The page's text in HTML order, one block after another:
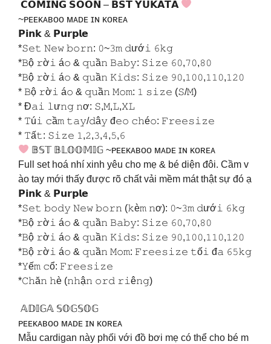
𝗖𝗢𝗠𝗜𝗡𝗚 𝗦𝗢𝗢𝗡 – 𝗕𝗦𝗧 𝗬𝗨𝗞𝗔𝗧𝗔
~ᴘᴇᴇᴋᴀʙᴏᴏ ᴍᴀᴅᴇ ɪɴ ᴋᴏʀᴇᴀ
𝗣𝗶𝗻𝗸 & 𝗣𝘂𝗿𝗽𝗹𝗲
*𝚂𝚎𝚝 𝙽𝚎𝚠 𝚋𝚘𝚛𝚗: 𝟶~𝟹𝚖 𝚍ướ𝚒 𝟼𝚔𝚐
*𝙱ộ 𝚛ờ𝚒 á𝚘 & 𝚚𝚞ầ𝚗 𝙱𝚊𝚋𝚢: 𝚂𝚒𝚣𝚎 𝟼𝟶,𝟽𝟶,𝟾𝟶
*𝙱ộ 𝚛ờ𝚒 á𝚘 & 𝚚𝚞ầ𝚗 𝙺𝚒𝚍𝚜: 𝚂𝚒𝚣𝚎 𝟿𝟶,𝟷𝟶𝟶,𝟷𝟷𝟶,𝟷𝟸𝟶
* 𝙱ộ 𝚛ờ𝚒 á𝚘 & 𝚚𝚞ầ𝚗 𝙼𝚘𝚖: 𝟷 𝚜𝚒𝚣𝚎 (𝚂/𝙼)
* Đ𝚊𝚒 𝚕ư𝚗𝚐 𝚗ơ: 𝚂,𝙼,𝙻,𝚇𝙻
* 𝚃ú𝚒 𝚌ầ𝚖 𝚝𝚊𝚢/𝚍â𝚢 đ𝚎𝚘 𝚌𝚑é𝚘: 𝙵𝚛𝚎𝚎𝚜𝚒𝚣𝚎
* 𝚃ấ𝚝: 𝚂𝚒𝚣𝚎 𝟷,𝟸,𝟹,𝟺,𝟻,𝟼
𝔹𝕊𝕋 𝔹𝕃𝕆𝕆𝕄𝕀𝔾 ~ᴘᴇᴇᴋᴀʙᴏᴏ ᴍᴀᴅᴇ ɪɴ ᴋᴏʀᴇᴀ
Full set hoá nhí xinh yêu cho mẹ & bé diện đôi. Cầm v
ào tay mới thấy được rõ chất vải mềm mát thật sự đó ạ
𝗣𝗶𝗻𝗸 & 𝗣𝘂𝗿𝗽𝗹𝗲
*𝚂𝚎𝚝 𝚋𝚘𝚍𝚢 𝙽𝚎𝚠 𝚋𝚘𝚛𝚗 (𝚔è𝚖 𝚗ơ): 𝟶~𝟹𝚖 𝚍ướ𝚒 𝟼𝚔𝚐
*𝙱ộ 𝚛ờ𝚒 á𝚘 & 𝚚𝚞ầ𝚗 𝙱𝚊𝚋𝚢: 𝚂𝚒𝚣𝚎 𝟼𝟶,𝟽𝟶,𝟾𝟶
*𝙱ộ 𝚛ờ𝚒 á𝚘 & 𝚚𝚞ầ𝚗 𝙺𝚒𝚍𝚜: 𝚂𝚒𝚣𝚎 𝟿𝟶,𝟷𝟶𝟶,𝟷𝟷𝟶,𝟷𝟸𝟶
*𝙱ộ 𝚛ờ𝚒 á𝚘 & 𝚚𝚞ầ𝚗 𝙼𝚘𝚖: 𝙵𝚛𝚎𝚎𝚜𝚒𝚣𝚎 𝚝ố𝚒 đ𝚊 𝟼𝟻𝚔𝚐
*𝚈ế𝚖 𝚌ổ: 𝙵𝚛𝚎𝚎𝚜𝚒𝚣𝚎
*𝙲𝚑ă𝚗 𝚑è (𝚗𝚑ậ𝚗 𝚘𝚛𝚍 𝚛𝚒ê𝚗𝚐)
𝔸𝔻𝕀𝔾𝔸 𝕊𝕆𝔾𝕊𝕆𝔾
ᴘᴇᴇᴋᴀʙᴏᴏ ᴍᴀᴅᴇ ɪɴ ᴋᴏʀᴇᴀ
Mẫu cardigan này phối với đồ bơi mẹ có thể cho bé m